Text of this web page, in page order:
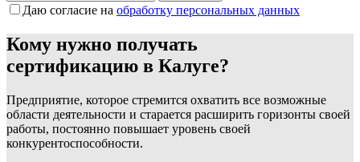
Даю согласие на обработку персональных данных
Кому нужно получать
сертификацию в Калуге?
Предприятие, которое стремится охватить все возможные
области деятельности и старается расширить горизонты своей
работы, постоянно повышает уровень своей
конкурентоспособности.